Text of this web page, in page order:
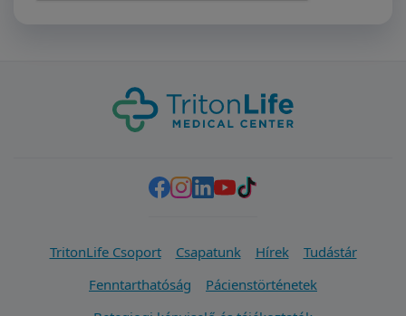
TritonLife Csoport Csapatunk Hírek
Tudástár
Fenntarthatóság
Pácienstörténetek